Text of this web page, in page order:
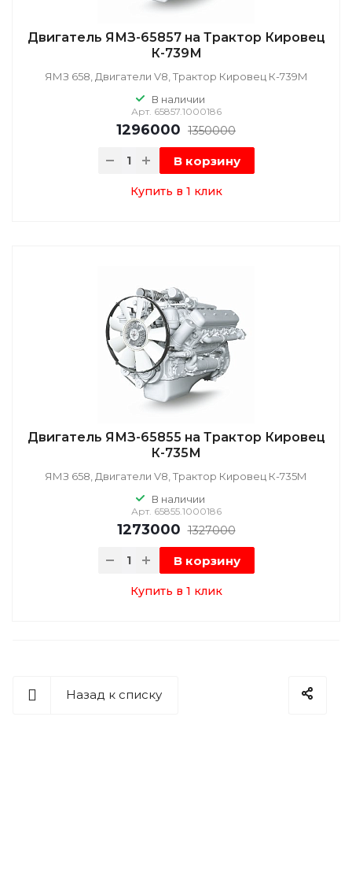
Двигатель ЯМЗ-65857 на Трактор Кировец
К-739М
ЯМЗ 658, Двигатели V8, Трактор Кировец К-739М
В наличии
Арт. 65857.1000186
1296000 1350000
В корзину
Купить в 1 клик
Двигатель ЯМЗ-65855 на Трактор Кировец
К-735М
ЯМЗ 658, Двигатели V8, Трактор Кировец К-735М
В наличии
Арт. 65855.1000186
1273000 1327000
В корзину
Купить в 1 клик
Назад к списку